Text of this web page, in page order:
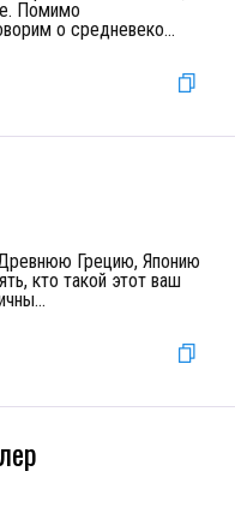
Помимо
о средневеко...
Грецию, Японию
кто такой этот ваш
...